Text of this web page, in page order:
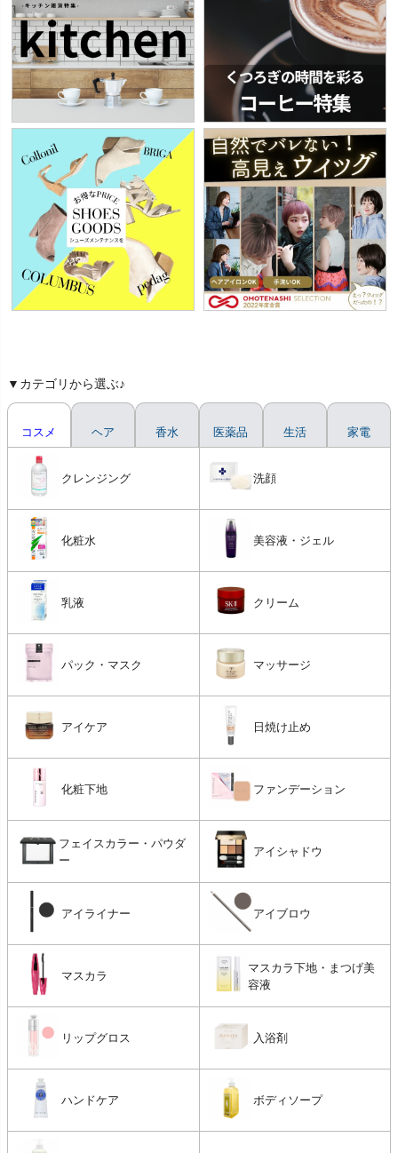
▼カテゴリから選ぶ♪
コスメ
クレンジング 洗顔
化粧水 美容液・ジェル
乳液 クリーム
パック・マスク マッサージ
アイケア 日焼け止め
化粧下地 ファンデーション
フェイスカラー・パウダ
ー
アイシャドウ
アイライナー アイブロウ
マスカラ
マスカラ下地・まつげ美
容液
リップグロス 入浴剤
ハンドケア ボディソープ
ヘア 香水 医薬品 生活 家電